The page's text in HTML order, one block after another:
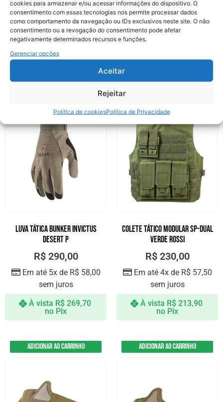
cookies para armazenar e/ou acessar informações do dispositivo. O
consentimento com essas tecnologias nos permite processar dados
como comportamento da navegação ou IDs exclusivos neste site. O não
consentimento ou a revogação do consentimento pode afetar
negativamente determinados recursos e funções.
Gerenciar opções
Aceitar
Rejeitar
Política de cookiesPolítica de Privacidade
Volume:40ml
Indicação de Uso:Lentes de óculos de proteção
(plástico ou vidro)
Finalidade:Desengordura e previne embaçamento
Outros produtos que você pode gostar
LUVA TÁTICA BUNKER INVICTUS
DESERT P
R$290,00
Em até 5x de R$ 58,00
sem juros
À vista R$269,70
no Pix
Adicionar ao carrinho
COLETE TÁTICO MODULAR SP-DUAL
VERDE ROSSI
R$230,00
Em até 4x de R$ 57,50
sem juros
À vista R$213,90
no Pix
Adicionar ao carrinho